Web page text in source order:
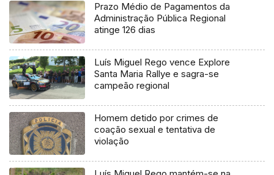
Prazo Médio de Pagamentos da
Administração Pública Regional
atinge 126 dias
Luís Miguel Rego vence Explore
Santa Maria Rallye e sagra-se
campeão regional
Homem detido por crimes de
coação sexual e tentativa de
violação